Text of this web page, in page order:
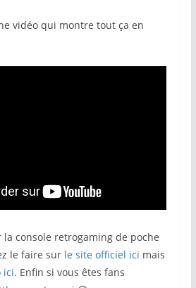
vidéo qui montre tout ça en
la console retrogaming de poche
le faire sur le site officiel ici mais
ici. Enfin si vous êtes fans